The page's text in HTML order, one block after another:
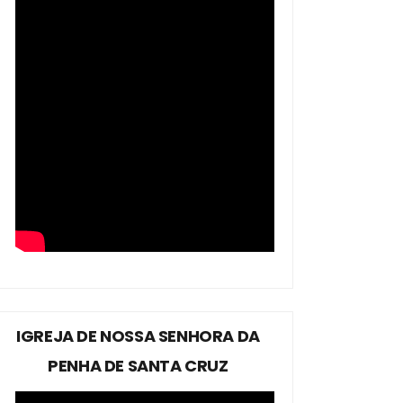
IGREJA DE NOSSA SENHORA DA
PENHA DE SANTA CRUZ